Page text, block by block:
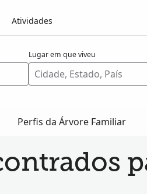
Atividades
Lugar em que viveu
Perfis da Árvore Familiar